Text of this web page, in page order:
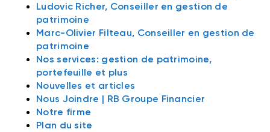
Ludovic Richer, Conseiller en gestion de
patrimoine
Marc-Olivier Filteau, Conseiller en gestion de
patrimoine
Nos services: gestion de patrimoine,
portefeuille et plus
Nouvelles et articles
Nous Joindre | RB Groupe Financier
Notre firme
Plan du site